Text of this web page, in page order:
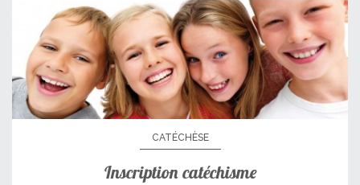
CATÉCHÈSE
Inscription catéchisme